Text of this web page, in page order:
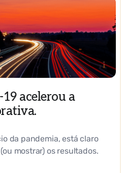
acelerou a
da pandemia, está claro
mostrar) os resultados.